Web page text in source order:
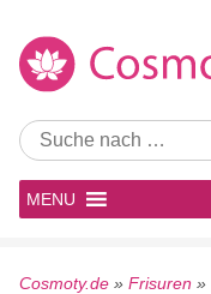
MENU
Cosmoty.de » Frisuren »